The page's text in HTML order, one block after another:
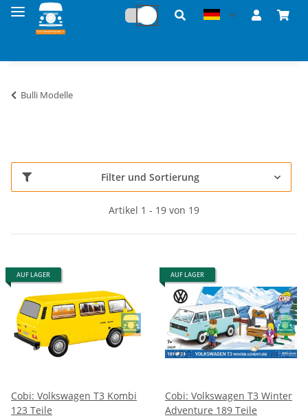
Bulli Modelle
Filter und Sortierung
Artikel 1 - 19 von 19
AUF LAGER
Cobi: Volkswagen T3 Kombi
123 Teile
AUF LAGER
Cobi: Volkswagen T3 Winter
Adventure 189 Teile